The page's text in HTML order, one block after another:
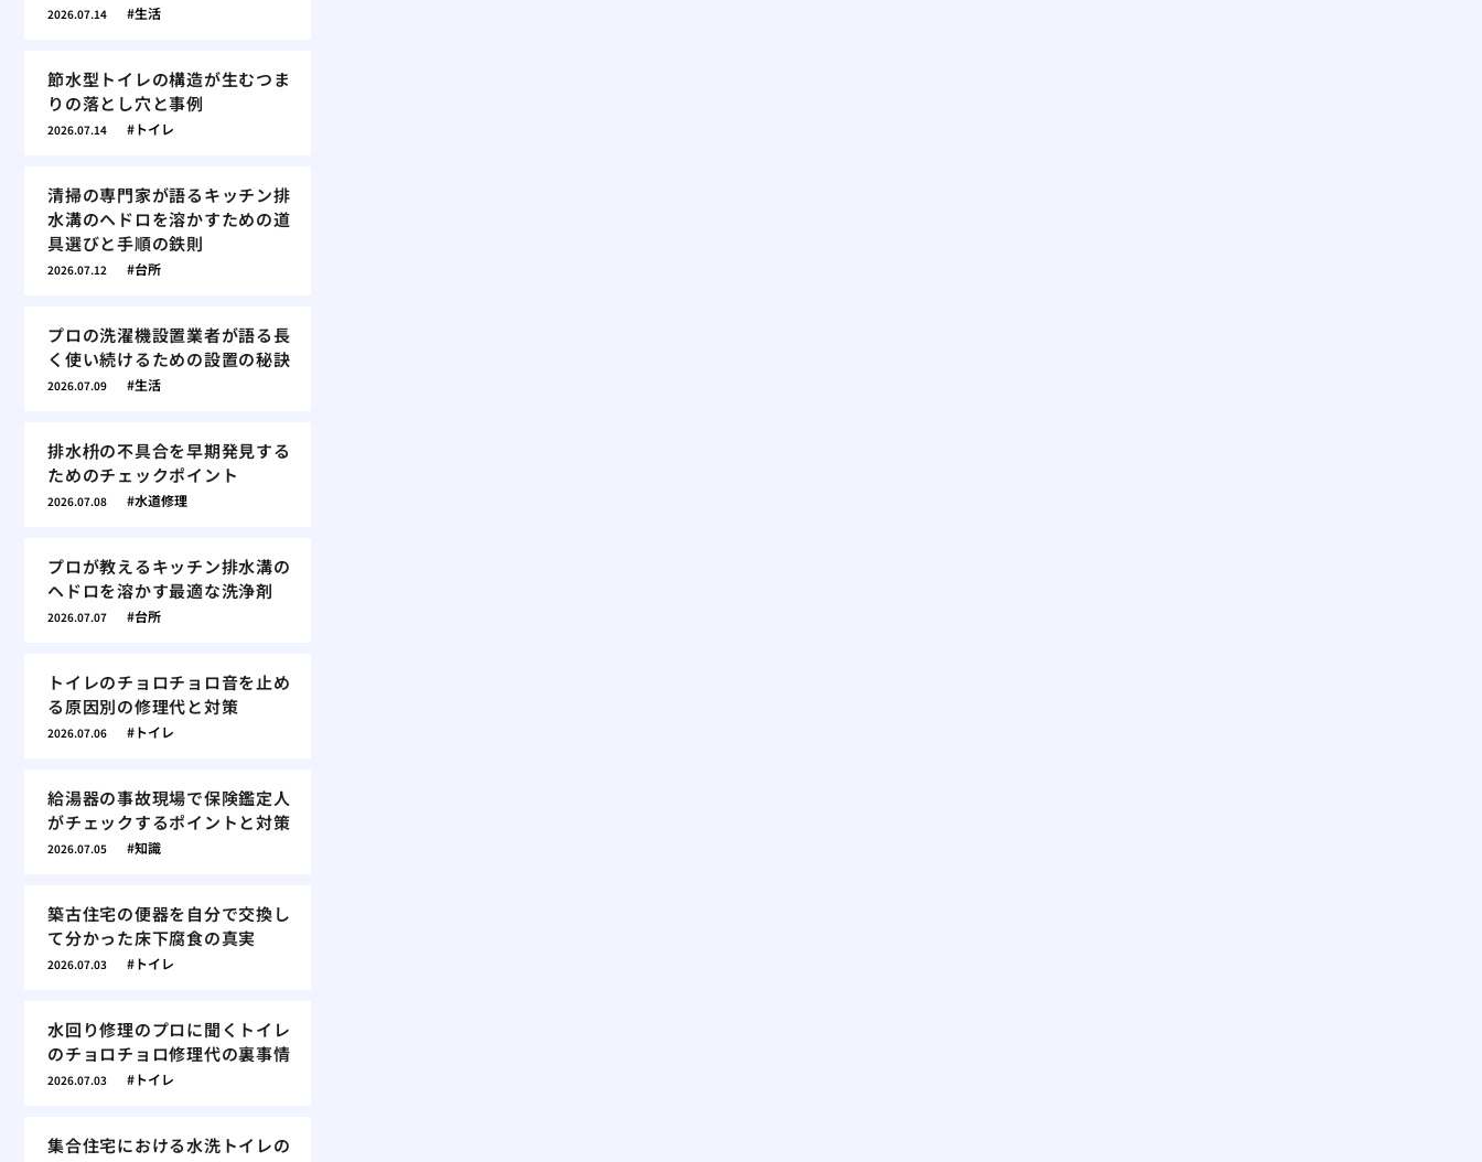
2026.07.14 生活
節水型トイレの構造が生むつま
りの落とし穴と事例
2026.07.14 トイレ
清掃の専門家が語るキッチン排
水溝のヘドロを溶かすための道
具選びと手順の鉄則
2026.07.12 台所
プロの洗濯機設置業者が語る長
く使い続けるための設置の秘訣
2026.07.09 生活
排水枡の不具合を早期発見する
ためのチェックポイント
2026.07.08 水道修理
プロが教えるキッチン排水溝の
ヘドロを溶かす最適な洗浄剤
2026.07.07 台所
トイレのチョロチョロ音を止め
る原因別の修理代と対策
2026.07.06 トイレ
給湯器の事故現場で保険鑑定人
がチェックするポイントと対策
2026.07.05 知識
築古住宅の便器を自分で交換し
て分かった床下腐食の真実
2026.07.03 トイレ
水回り修理のプロに聞くトイレ
のチョロチョロ修理代の裏事情
2026.07.03 トイレ
集合住宅における水洗トイレの